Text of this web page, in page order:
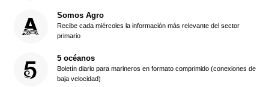
Somos Agro
Recibe cada miércoles la información más relevante del sector
primario
5 océanos
Boletín diario para marineros en formato comprimido (conexiones de
baja velocidad)